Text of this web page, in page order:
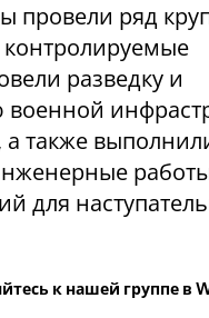
провели ряд
разведку и
также
для
к нашей группе в